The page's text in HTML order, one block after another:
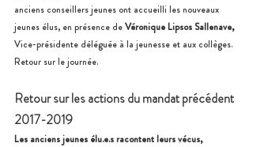
anciens conseillers jeunes ont accueilli les nouveaux
jeunes élus, en présence de Véronique Lipsos Sallenave,
Vice-présidente déléguée à la jeunesse et aux collèges.
Retour sur le journée.
Retour sur les actions du mandat précédent
2017-2019
Les anciens jeunes élu.e.s racontent leurs vécus,